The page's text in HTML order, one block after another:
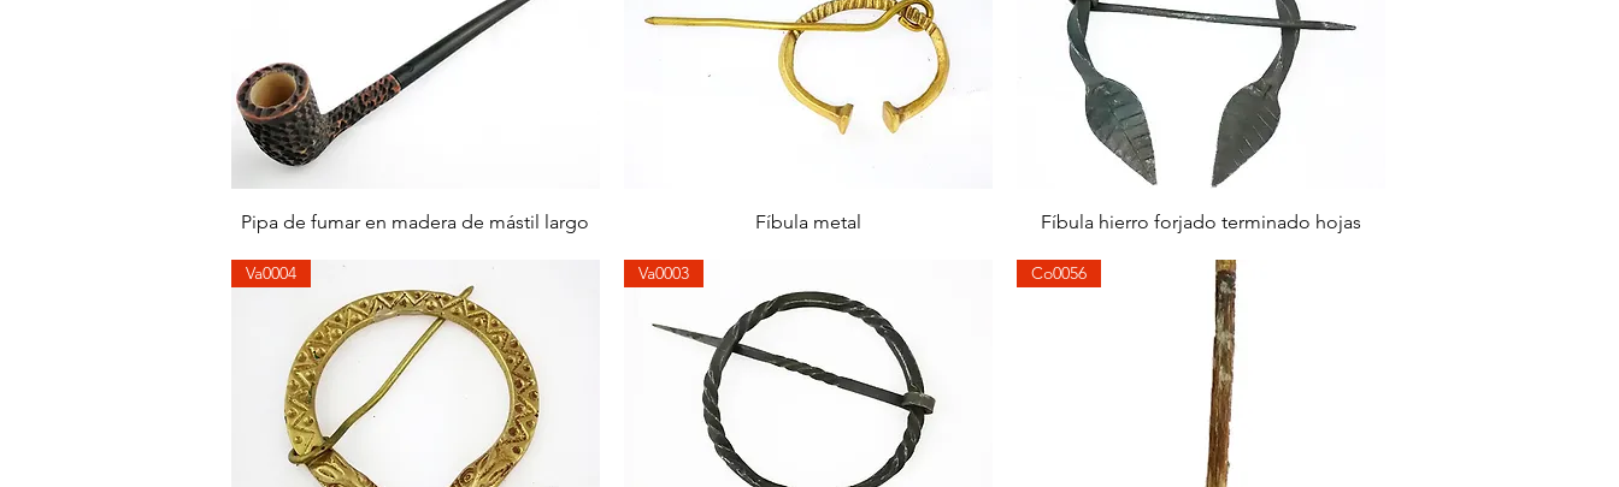
Aperçu rapide
Pipa de fumar en madera de mástil largo Aperçu rapide
Fíbula metal Aperçu rapide
Fíbula hierro forjado terminado hojas
Va0004 Va0003 Co0056